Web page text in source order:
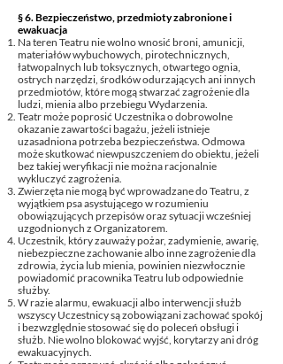
§ 6. Bezpieczeństwo, przedmioty zabronione i
ewakuacja
Na teren Teatru nie wolno wnosić broni, amunicji,
materiałów wybuchowych, pirotechnicznych,
łatwopalnych lub toksycznych, otwartego ognia,
ostrych narzędzi, środków odurzających ani innych
przedmiotów, które mogą stwarzać zagrożenie dla
ludzi, mienia albo przebiegu Wydarzenia.
Teatr może poprosić Uczestnika o dobrowolne
okazanie zawartości bagażu, jeżeli istnieje
uzasadniona potrzeba bezpieczeństwa. Odmowa
może skutkować niewpuszczeniem do obiektu, jeżeli
bez takiej weryfikacji nie można racjonalnie
wykluczyć zagrożenia.
Zwierzęta nie mogą być wprowadzane do Teatru, z
wyjątkiem psa asystującego w rozumieniu
obowiązujących przepisów oraz sytuacji wcześniej
uzgodnionych z Organizatorem.
Uczestnik, który zauważy pożar, zadymienie, awarię,
niebezpieczne zachowanie albo inne zagrożenie dla
zdrowia, życia lub mienia, powinien niezwłocznie
powiadomić pracownika Teatru lub odpowiednie
służby.
W razie alarmu, ewakuacji albo interwencji służb
wszyscy Uczestnicy są zobowiązani zachować spokój
i bezwzględnie stosować się do poleceń obsługi i
służb. Nie wolno blokować wyjść, korytarzy ani dróg
ewakuacyjnych.